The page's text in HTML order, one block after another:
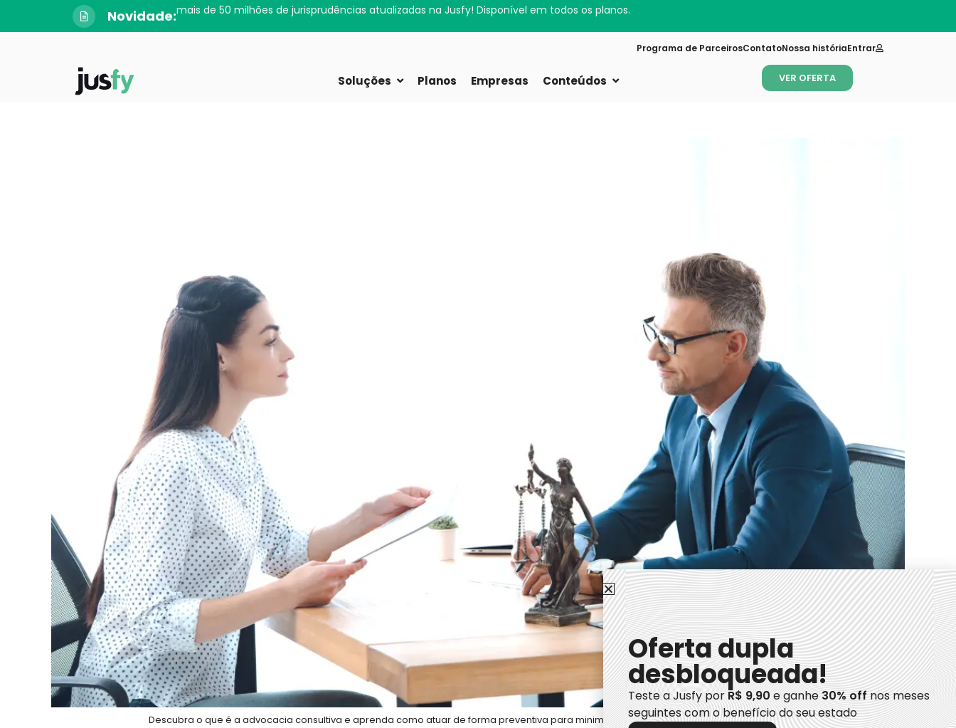
Novidade:mais de 50 milhões de jurisprudências atualizadas na Jusfy! Disponível em todos os planos.
Entrar
Nossa história
Contato
Programa de Parceiros
Soluções Planos Empresas Conteúdos VER OFERTA
Descubra o que é a advocacia consultiva e aprenda como atuar de forma preventiva para minimizar riscos e orientar clientes com eficiência
Oferta dupla
desbloqueada!
Teste a Jusfy porR$ 9,90e ganhe30% offnos meses
seguintes com o benefício do seu estado